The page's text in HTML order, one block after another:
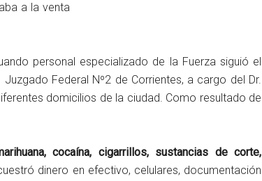
a la venta
personal especializado de la Fuerza siguió el
Federal Nº2 de Corrientes, a cargo del Dr.
domicilios de la ciudad. Como resultado de
cocaína, cigarrillos, sustancias de corte,
dinero en efectivo, celulares, documentación